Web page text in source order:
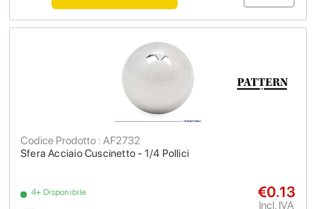
Sfera Acciaio Cuscinetto - 1/4 Pollici
Codice Prodotto : AF2732
4+ Disponibile €0.13
Incl. IVA